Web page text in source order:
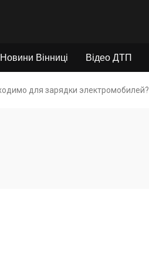
Новини Вінниці Відео ДТП
для зарядки электромобилей?